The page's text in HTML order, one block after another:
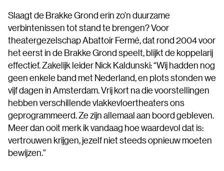
Slaagt de Brakke Grond erin zo’n duurzame
verbintenissen tot stand te brengen? Voor
theatergezelschap Abattoir Fermé, dat rond 2004 voor
het eerst in de Brakke Grond speelt, blijkt de koppelarij
effectief. Zakelijk leider Nick Kaldunski: “Wij hadden nog
geen enkele band met Nederland, en plots stonden we
vijf dagen in Amsterdam. Vrij kort na die voorstellingen
hebben verschillende vlakkevloertheaters ons
geprogrammeerd. Ze zijn allemaal aan boord gebleven.
Meer dan ooit merk ik vandaag hoe waardevol dat is:
vertrouwen krijgen, jezelf niet steeds opnieuw moeten
bewijzen.”